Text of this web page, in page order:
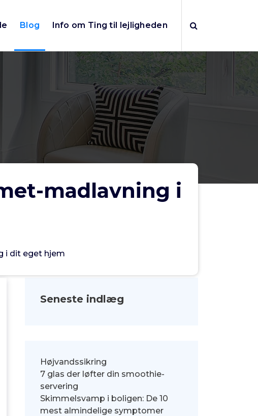
Blog Info om Ting til lejligheden
madlavning i
i dit eget hjem
Seneste indlæg
Højvandssikring
7 glas der løfter din smoothie-
servering
Skimmelsvamp i boligen: De 10
mest almindelige symptomer